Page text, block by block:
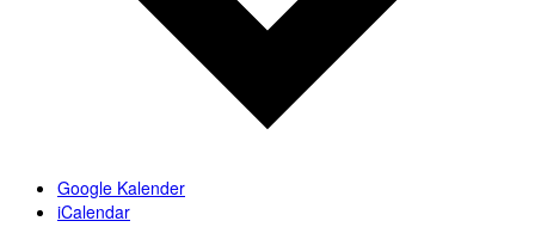
Google Kalender
iCalendar